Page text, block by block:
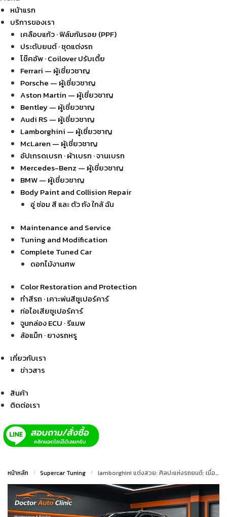
หน้าแรก
บริการของเรา
เคลือบแก้ว · ฟิล์มกันรอย (PPF)
ประดับยนต์ · ชุดแต่งรถ
โช๊คอัพ · Coilover ปรับเตี้ย
Ferrari — ผู้เชี่ยวชาญ
Porsche — ผู้เชี่ยวชาญ
Aston Martin — ผู้เชี่ยวชาญ
Bentley — ผู้เชี่ยวชาญ
Audi RS — ผู้เชี่ยวชาญ
Lamborghini — ผู้เชี่ยวชาญ
McLaren — ผู้เชี่ยวชาญ
อัปเกรดเบรก · ผ้าเบรก · จานเบรก
Mercedes-Benz — ผู้เชี่ยวชาญ
BMW — ผู้เชี่ยวชาญ
Body Paint and Collision Repair
อู่ ซ่อม สี และ ตัว ถัง ใกล้ ฉัน
Maintenance and Service
Tuning and Modification
Complete Tuned Car
ดอกไม้งานศพ
Color Restoration and Protection
ทำสีรถ · เคาะพ่นสีซูเปอร์คาร์
ท่อไอเสียซูเปอร์คาร์
จูนกล่อง ECU · รีแมพ
ล้อแม็ก · ยางรถหรู
เกี่ยวกับเรา
ข่าวสาร
สินค้า
ติดต่อเรา
หน้าหลัก / Supercar Tuning / lamborghini แต่งสวย: ศิลปะแห่งรถยนต์: เมื่อซูเปอร์คาร์พบฝีมือไทย